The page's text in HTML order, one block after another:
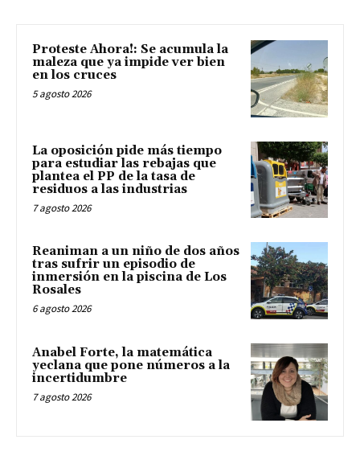
Proteste Ahora!: Se acumula la
maleza que ya impide ver bien
en los cruces
5 agosto 2026
La oposición pide más tiempo
para estudiar las rebajas que
plantea el PP de la tasa de
residuos a las industrias
7 agosto 2026
Reaniman a un niño de dos años
tras sufrir un episodio de
inmersión en la piscina de Los
Rosales
6 agosto 2026
Anabel Forte, la matemática
yeclana que pone números a la
incertidumbre
7 agosto 2026